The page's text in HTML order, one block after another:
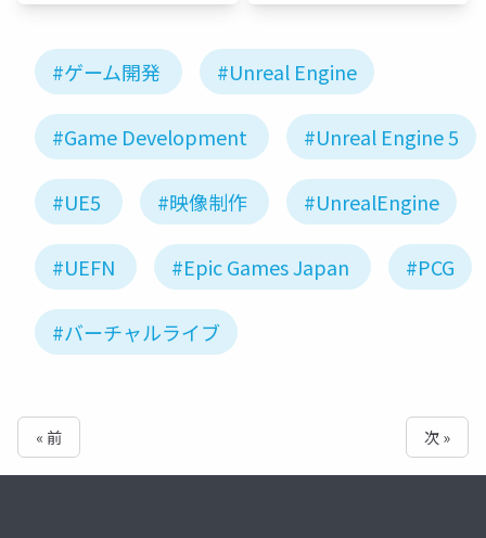
#ゲーム開発 #Unreal Engine
#Game Development #Unreal Engine 5
#UE5 #映像制作 #UnrealEngine
#UEFN #Epic Games Japan #PCG
#バーチャルライブ
« 前 次 »